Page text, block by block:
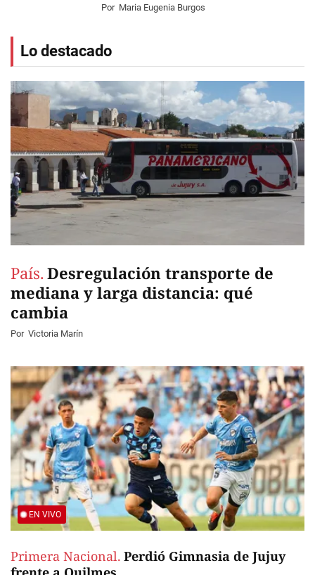
Por Maria Eugenia Burgos
Lo destacado
País. Desregulación transporte de
mediana y larga distancia: qué
cambia
Por Victoria Marín
EN VIVO
Primera Nacional. Perdió Gimnasia de Jujuy